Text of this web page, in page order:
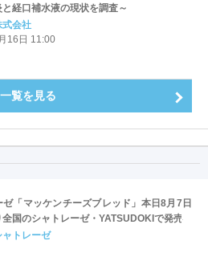
経口補水液の現状を調査～
式会社
16日 11:00
一覧を見る
ゼ「マッケンチーズブレッド」本日8月7日
全国のシャトレーゼ・YATSUDOKIで発売
トレーゼ